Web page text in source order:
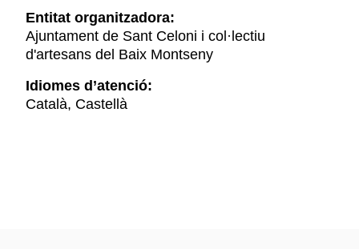
Entitat organitzadora:
Ajuntament de Sant Celoni i col·lectiu
d'artesans del Baix Montseny
Idiomes d’atenció:
Català, Castellà